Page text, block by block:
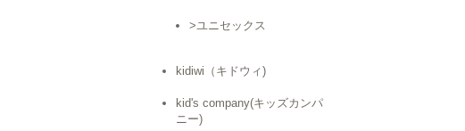
>ユニセックス
kidiwi（キドウィ)
kid's company(キッズカンパ
ニー)